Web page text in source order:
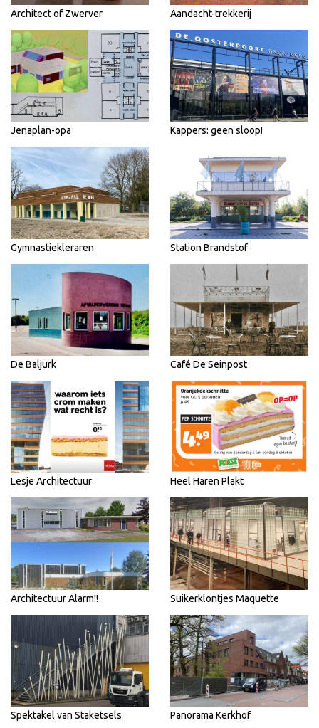
Architect of Zwerver Aandacht-trekkerij
Jenaplan-opa Kappers: geen sloop!
Gymnastiekleraren Station Brandstof
De Baljurk Café De Seinpost
Lesje Architectuur Heel Haren Plakt
Architectuur Alarm!! Suikerklontjes Maquette
Spektakel van Staketsels Panorama Kerkhof